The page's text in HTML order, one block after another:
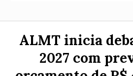
ALMT inicia
2027 com